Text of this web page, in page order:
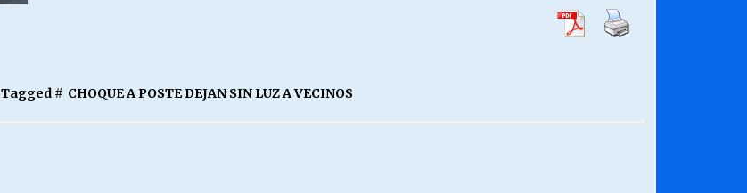
Tagged # CHOQUE A POSTE DEJAN SIN LUZ A VECINOS